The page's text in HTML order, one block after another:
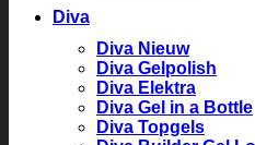
Diva
Diva Nieuw
Diva Gelpolish
Diva Elektra
Diva Gel in a Bottle
Diva Topgels